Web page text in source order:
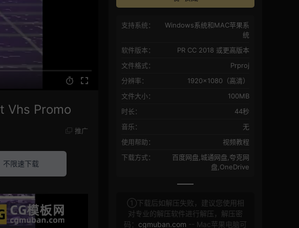
Vhs Promo
推广
限速下载
支持系统：
Windows系统和MAC苹果系
统
软件版本：
PR CC 2018 或更高版本
文件格式：
Prproj
分辨率：
1920×1080（高清）
文件大小：
100MB
时长：
44秒
音乐：
无
使用帮助：
视频教程
下载方式：
百度网盘,城通网盘,夸克网
盘,OneDrive
①下载后如解压失败，建议您使用相
对专业的解压软件进行解压，解压密
码： cgmuban.com -- Mac苹果电脑可